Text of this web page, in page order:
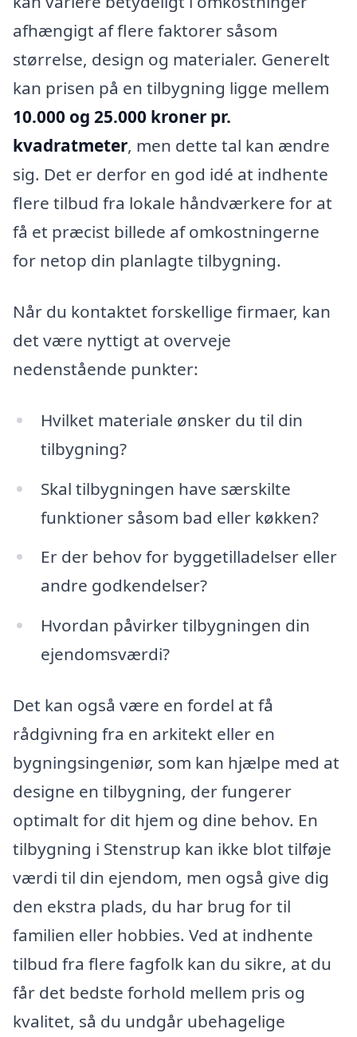
afhængigt af flere faktorer såsom
størrelse, design og materialer. Generelt
kan prisen på en tilbygning ligge mellem
10.000 og 25.000 kroner pr.
kvadratmeter, men dette tal kan ændre
sig. Det er derfor en god idé at indhente
flere tilbud fra lokale håndværkere for at
få et præcist billede af omkostningerne
for netop din planlagte tilbygning.
Når du kontaktet forskellige firmaer, kan
det være nyttigt at overveje
nedenstående punkter:
Hvilket materiale ønsker du til din
tilbygning?
Skal tilbygningen have særskilte
funktioner såsom bad eller køkken?
Er der behov for byggetilladelser eller
andre godkendelser?
Hvordan påvirker tilbygningen din
ejendomsværdi?
Det kan også være en fordel at få
rådgivning fra en arkitekt eller en
bygningsingeniør, som kan hjælpe med at
designe en tilbygning, der fungerer
optimalt for dit hjem og dine behov. En
tilbygning i Stenstrup kan ikke blot tilføje
værdi til din ejendom, men også give dig
den ekstra plads, du har brug for til
familien eller hobbies. Ved at indhente
tilbud fra flere fagfolk kan du sikre, at du
får det bedste forhold mellem pris og
kvalitet, så du undgår ubehagelige